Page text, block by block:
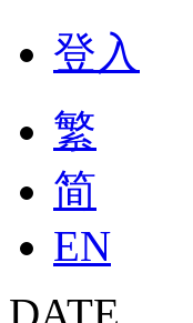
登入
繁
简
EN